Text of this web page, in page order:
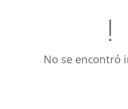
No se encontró